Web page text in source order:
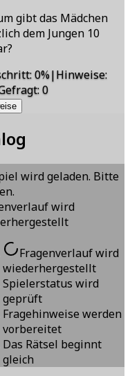
gibt das Mädchen
dem Jungen 10
:0%|Hinweise:
:0
wird geladen. Bitte
wird
Fragenverlauf wird
wiederhergestellt
Spielerstatus wird
geprüft
Fragehinweise werden
vorbereitet
Das Rätsel beginnt
gleich